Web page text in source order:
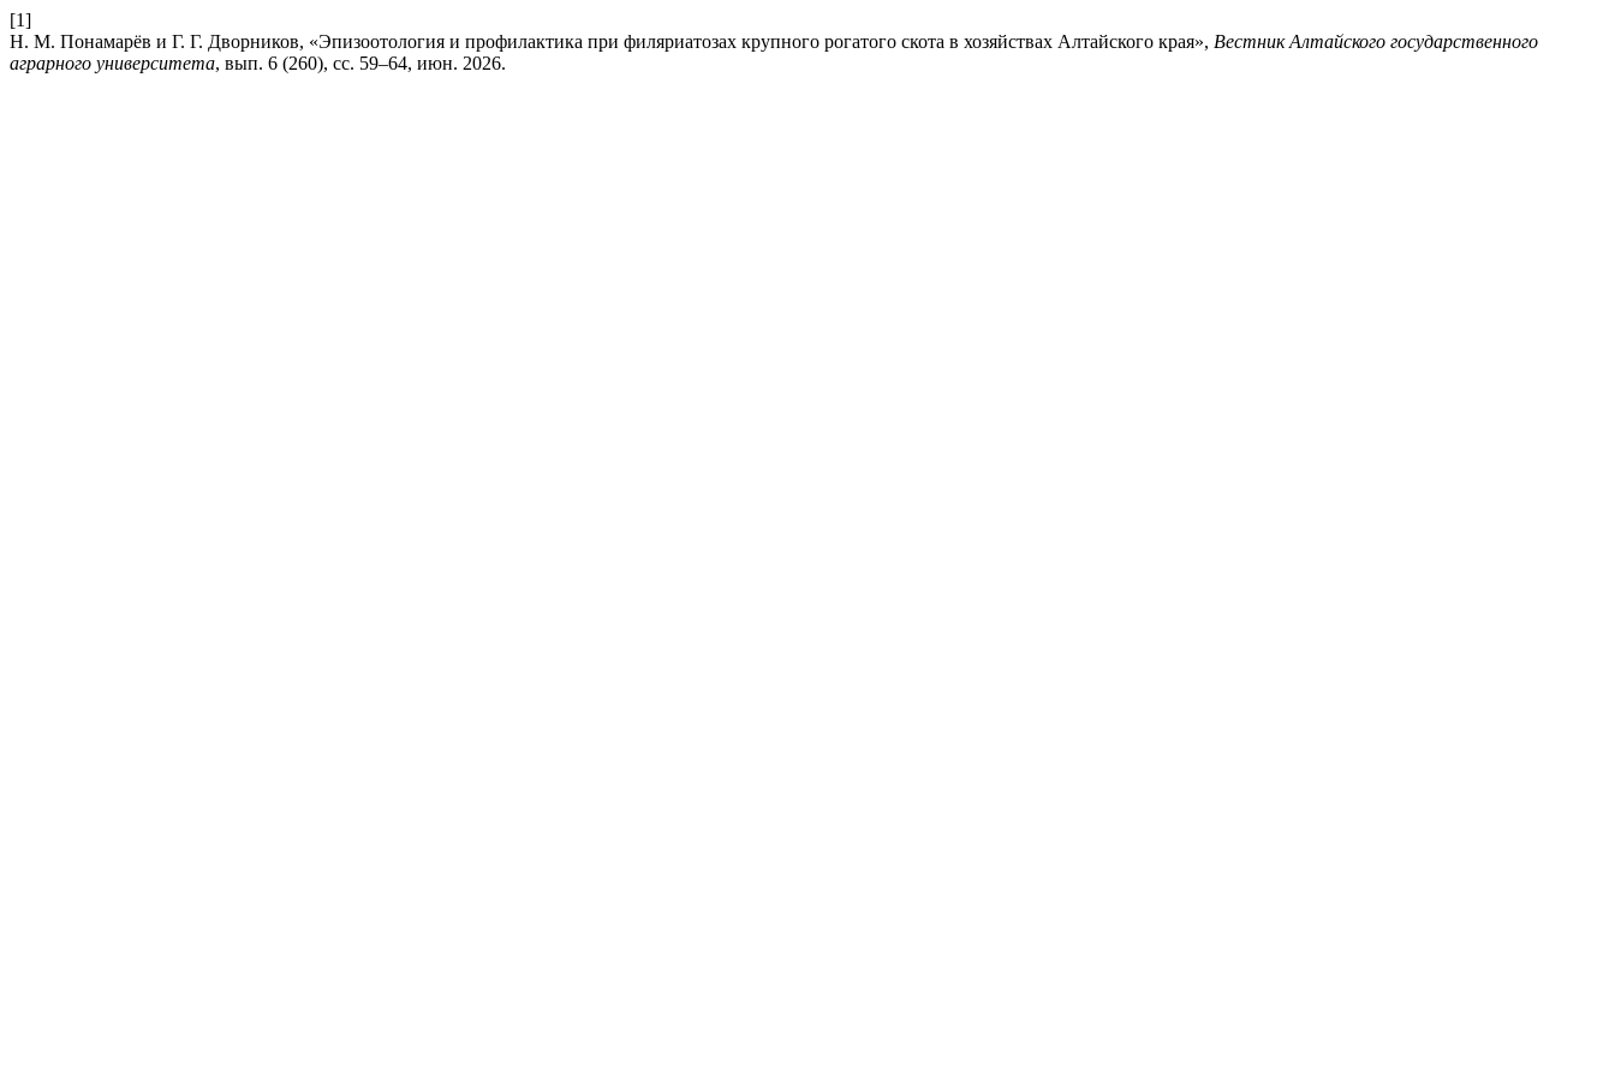
[1]
Н. М. Понамарёв и Г. Г. Дворников, «Эпизоотология и профилактика при филяриатозах крупного рогатого скота в хозяйствах Алтайского края», Вестник Алтайского государственного
аграрного университета, вып. 6 (260), сс. 59–64, июн. 2026.